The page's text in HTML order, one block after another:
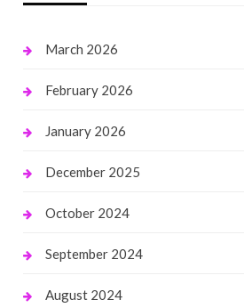
March 2026
February 2026
January 2026
December 2025
October 2024
September 2024
August 2024